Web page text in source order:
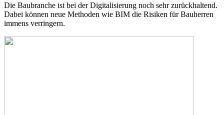
Die Baubranche ist bei der Digitalisierung noch sehr zurückhaltend.
Dabei können neue Methoden wie BIM die Risiken für Bauherren
immens verringern.